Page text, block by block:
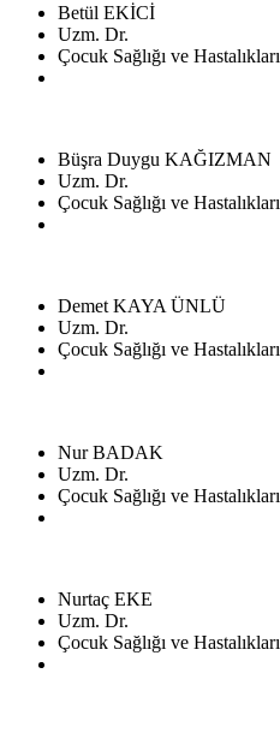
Betül EKİCİ
Uzm. Dr.
Çocuk Sağlığı ve Hastalıkları
Büşra Duygu KAĞIZMAN
Uzm. Dr.
Çocuk Sağlığı ve Hastalıkları
Demet KAYA ÜNLÜ
Uzm. Dr.
Çocuk Sağlığı ve Hastalıkları
Nur BADAK
Uzm. Dr.
Çocuk Sağlığı ve Hastalıkları
Nurtaç EKE
Uzm. Dr.
Çocuk Sağlığı ve Hastalıkları